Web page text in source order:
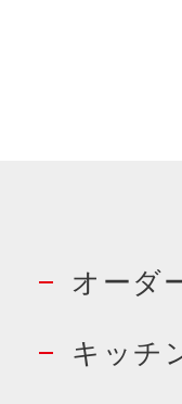
オーダ
キッチ